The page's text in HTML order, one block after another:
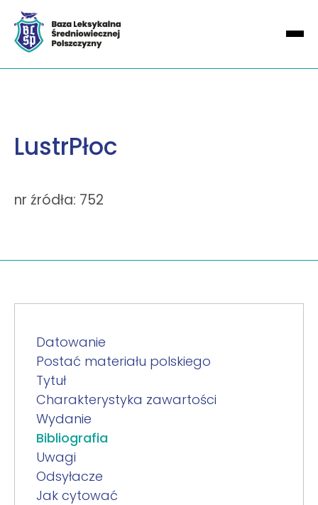
LustrPłoc
nr źródła: 752
Datowanie
Postać materiału polskiego
Tytuł
Charakterystyka zawartości
Wydanie
Bibliografia
Uwagi
Odsyłacze
Jak cytować